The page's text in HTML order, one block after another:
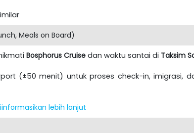
Meals on Board)
Bosphorus Cruise dan waktu santai di Taksim
(±50 menit) untuk proses check-in, imigrasi,
lebih lanjut